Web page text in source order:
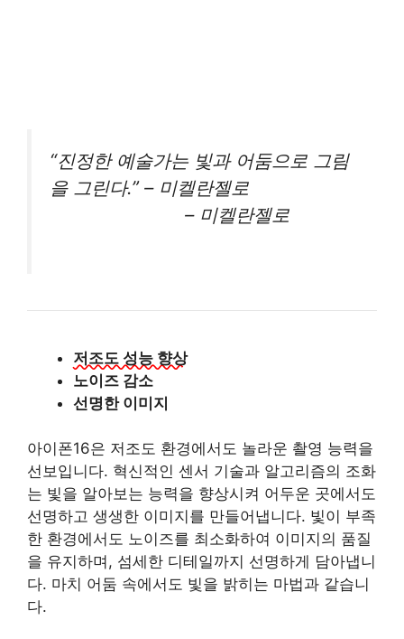
“진정한 예술가는 빛과 어둠으로 그림
을 그린다.” – 미켈란젤로
– 미켈란젤로
저조도 성능 향상
노이즈 감소
선명한 이미지
아이폰16은 저조도 환경에서도 놀라운 촬영 능력을
선보입니다. 혁신적인 센서 기술과 알고리즘의 조화
는 빛을 알아보는 능력을 향상시켜 어두운 곳에서도
선명하고 생생한 이미지를 만들어냅니다. 빛이 부족
한 환경에서도 노이즈를 최소화하여 이미지의 품질
을 유지하며, 섬세한 디테일까지 선명하게 담아냅니
다. 마치 어둠 속에서도 빛을 밝히는 마법과 같습니
다.